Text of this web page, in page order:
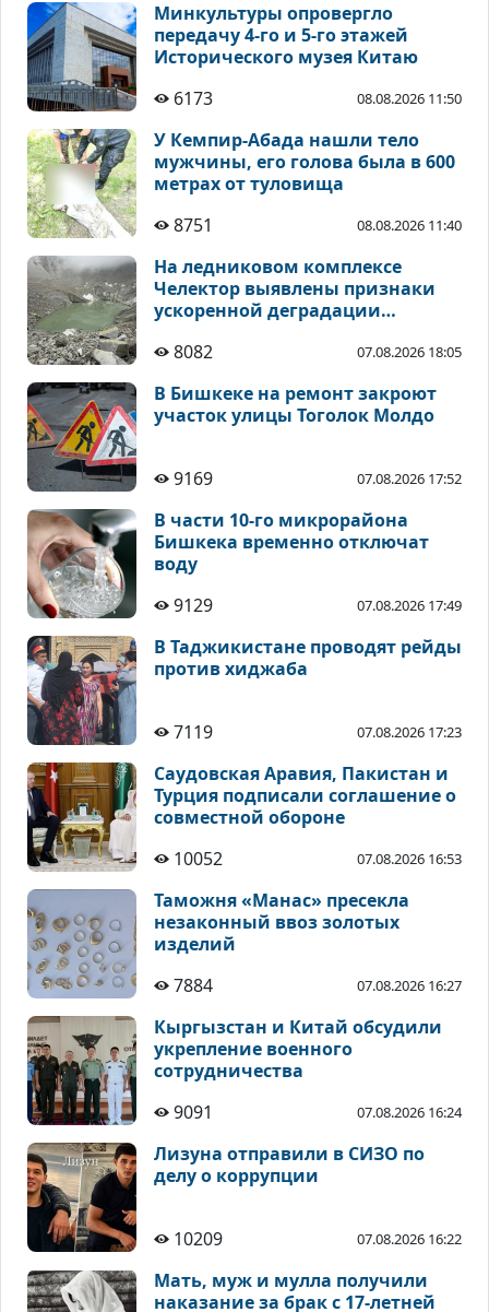
Минкультуры опровергло
передачу 4-го и 5-го этажей
Исторического музея Китаю
6173
08.08.2026 11:50
У Кемпир-Абада нашли тело
мужчины, его голова была в 600
метрах от туловища
8751
08.08.2026 11:40
На ледниковом комплексе
Челектор выявлены признаки
ускоренной деградации
8082
07.08.2026 18:05
В Бишкеке на ремонт закроют
участок улицы Тоголок Молдо
9169 07.08.2026 17:52
В части 10-го микрорайона
Бишкека временно отключат
воду
9129
07.08.2026 17:49
В Таджикистане проводят рейды
против хиджаба
7119 07.08.2026 17:23
Саудовская Аравия, Пакистан и
Турция подписали соглашение о
совместной обороне
10052
07.08.2026 16:53
Таможня «Манас» пресекла
незаконный ввоз золотых
изделий
7884
07.08.2026 16:27
Кыргызстан и Китай обсудили
укрепление военного
сотрудничества
9091
07.08.2026 16:24
Лизуна отправили в СИЗО по
делу о коррупции
10209 07.08.2026 16:22
Мать, муж и мулла получили
наказание за брак с 17-летней